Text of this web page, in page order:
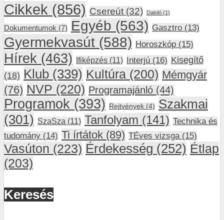
Cikkek (856) Csereút (32) Daloló (1)
Dokumentumok (7) Egyéb (563) Gasztro (13)
Gyermekvasút (588) Horoszkóp (15)
Hírek (463) Ifiképzés (11) Interjú (16) Kisegítő
(18) Klub (339) Kultúra (200) Mémgyár
(76) NVP (220) Programajánló (44)
Programok (393) Rejtvények (4) Szakmai
(301) SzaSza (11) Tanfolyam (141) Technika és
tudomány (14) Ti írtátok (89) TÉves vizsga (15)
Vasúton (223) Érdekesség (252) Étlap
(203)
Keresés